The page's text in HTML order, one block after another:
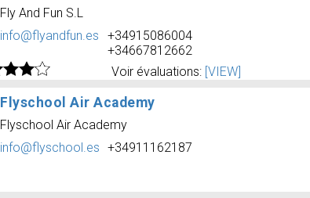
Fly And Fun S.L
info@flyandfun.es
+34915086004
+34667812662
Voir évaluations: [VIEW]
Flyschool Air Academy
Flyschool Air Academy
info@flyschool.es
+34911162187